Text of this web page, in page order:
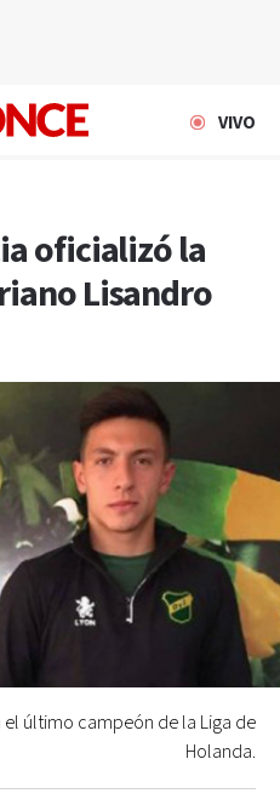
VIVO
oficializó la
Lisandro
el último campeón de la Liga de
Holanda.